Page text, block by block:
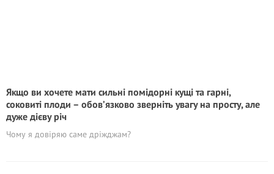
Якщо ви хочете мати сильні помідорні кущі та гарні,
соковиті плоди – обов’язково зверніть увагу на просту, але
дуже дієву річ
Чому я довіряю саме дріжджам?